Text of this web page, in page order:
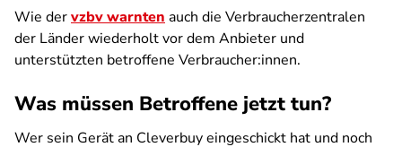
Wie dervzbv warnten auch die Verbraucherzentralen
der Länder wiederholt vor dem Anbieter und
unterstützten betroffene Verbraucher:innen.
Was müssen Betroffene jetzt tun?
Wer sein Gerät an Cleverbuy eingeschickt hat und noch